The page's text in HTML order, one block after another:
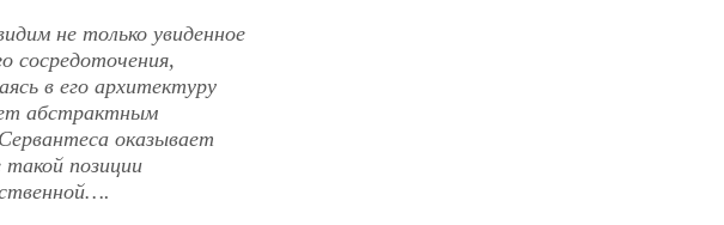
не только увиденное
сосредоточения,
в его архитектуру
абстрактным
оказывает
позиции